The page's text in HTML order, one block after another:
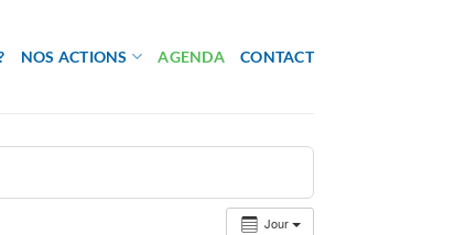
NOS ACTIONS AGENDA CONTACT
Jour